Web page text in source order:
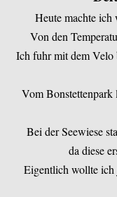
Heute machte ich
Von den
Ich fuhr mit dem Velo
Vom
Bei der Seewiese
da diese
Eigentlich wollte ich